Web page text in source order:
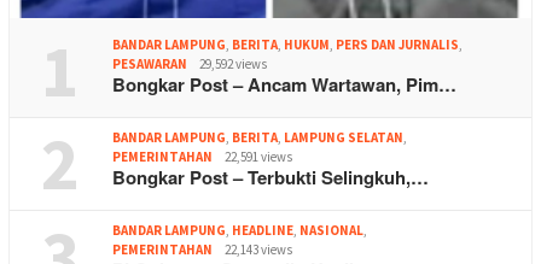
1 BANDAR LAMPUNG, BERITA, HUKUM, PERS DAN JURNALIS,
PESAWARAN
29,592 views
Bongkar Post – Ancam Wartawan, Pim…
2 BANDAR LAMPUNG, BERITA, LAMPUNG SELATAN,
PEMERINTAHAN
22,591 views
Bongkar Post – Terbukti Selingkuh,…
BANDAR LAMPUNG, HEADLINE, NASIONAL,
PEMERINTAHAN
22,143 views